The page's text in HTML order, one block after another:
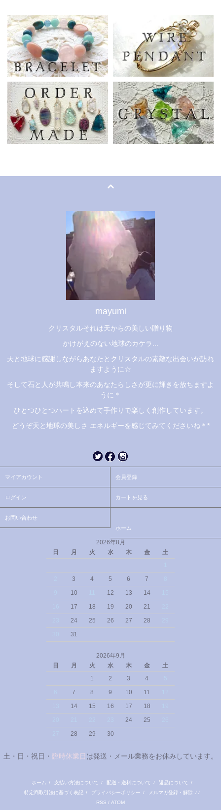
mayumi
クリスタルそれは天からの美しい贈り物
かけがえのない地球のカケラ...
天と地球に感謝しながらあなたとクリスタルの素敵な出会いが訪れ
ますように☆
そして石と人が共鳴し本来のあなたらしさが更に輝きを放ちますよ
うに＊
ひとつひとつハートを込めて手作りで楽しく創作しています。
どうぞ天と地球の美しさ エネルギーを感じてみてくださいね＊*
マイアカウント 会員登録
ログイン カートを見る
お問い合わせ
ホーム
2026年8月
日
月 火 水 木 金
土
3 4 5 6 7
10 12 13 14
17 18 19 20 21
24 25 26 27 28
31
2026年9月
日
月 火 水 木 金
土
1
2 3 4
7 8 9 10 11
14 15 16 17 18
24 25
28 29 30
土・日・祝日・ 臨時休業日 は発送・メール業務をお休みしています。
ホーム / 支払い方法について / 配送・送料について / 返品について /
特定商取引法に基づく表記 / プライバシーポリシー / メルマガ登録・解除 / /
RSS / ATOM